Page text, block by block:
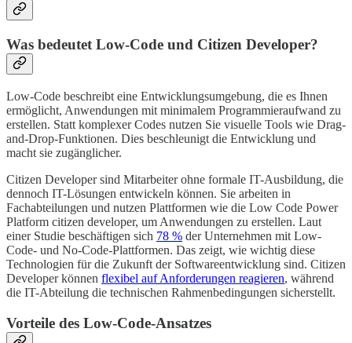
Was bedeutet Low-Code und Citizen Developer?
Low-Code beschreibt eine Entwicklungsumgebung, die es Ihnen
ermöglicht, Anwendungen mit minimalem Programmieraufwand zu
erstellen. Statt komplexer Codes nutzen Sie visuelle Tools wie Drag-
and-Drop-Funktionen. Dies beschleunigt die Entwicklung und
macht sie zugänglicher.
Citizen Developer sind Mitarbeiter ohne formale IT-Ausbildung, die
dennoch IT-Lösungen entwickeln können. Sie arbeiten in
Fachabteilungen und nutzen Plattformen wie die Low Code Power
Platform citizen developer, um Anwendungen zu erstellen. Laut
einer Studie beschäftigen sich 78 % der Unternehmen mit Low-
Code- und No-Code-Plattformen. Das zeigt, wie wichtig diese
Technologien für die Zukunft der Softwareentwicklung sind. Citizen
Developer können flexibel auf Anforderungen reagieren, während
die IT-Abteilung die technischen Rahmenbedingungen sicherstellt.
Vorteile des Low-Code-Ansatzes